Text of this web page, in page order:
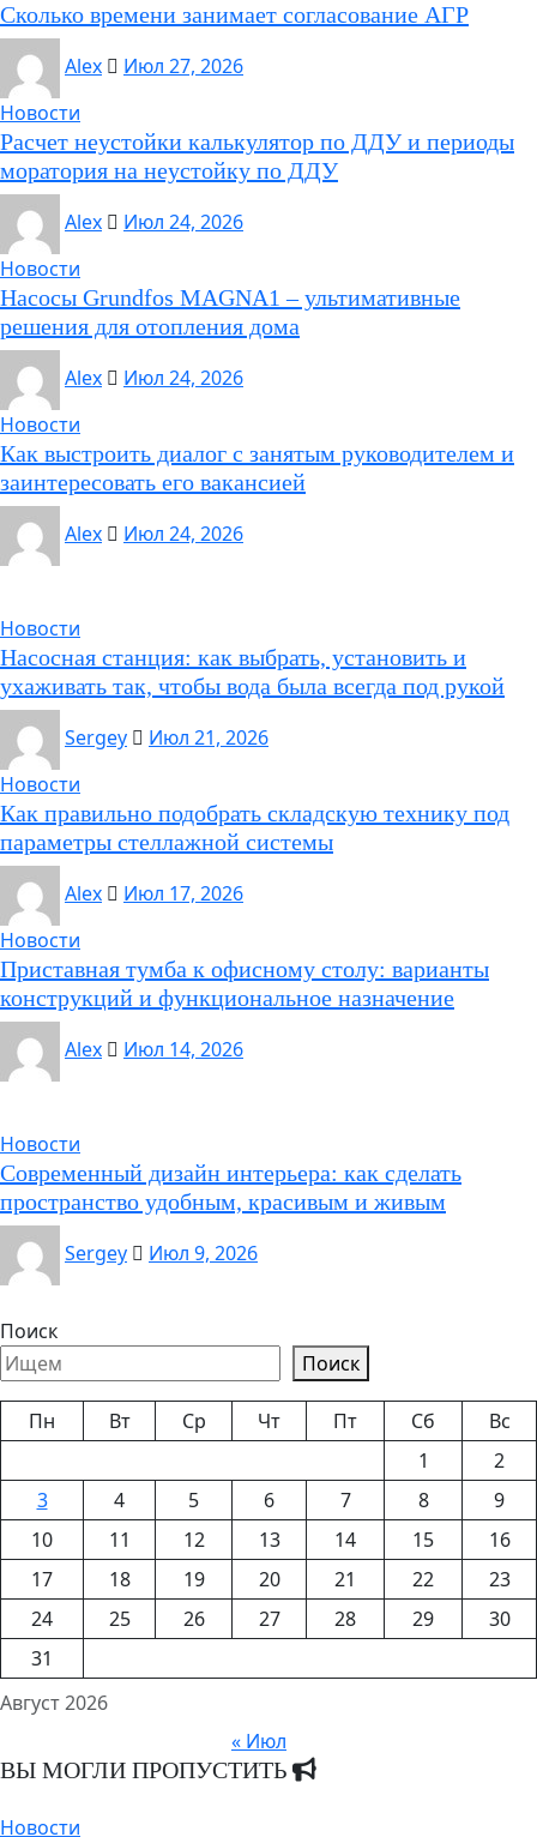
Сколько времени занимает согласование АГР
Alex
Июл 27, 2026
Новости
Расчет неустойки калькулятор по ДДУ и периоды
моратория на неустойку по ДДУ
Alex
Июл 24, 2026
Новости
Насосы Grundfos MAGNA1 – ультимативные
решения для отопления дома
Alex
Июл 24, 2026
Новости
Как выстроить диалог с занятым руководителем и
заинтересовать его вакансией
Alex
Июл 24, 2026
Новости
Насосная станция: как выбрать, установить и
ухаживать так, чтобы вода была всегда под рукой
Sergey
Июл 21, 2026
Новости
Как правильно подобрать складскую технику под
параметры стеллажной системы
Alex
Июл 17, 2026
Новости
Приставная тумба к офисному столу: варианты
конструкций и функциональное назначение
Alex
Июл 14, 2026
Новости
Современный дизайн интерьера: как сделать
пространство удобным, красивым и живым
Sergey
Июл 9, 2026
Поиск
Поиск
Август 2026
Пн Вт Ср Чт Пт Сб
Вс
1
2
3
4 5 6 7 8
9
10
11 12 13 14 15
16
17
18 19 20 21 22
23
24
25 26 27 28 29
30
31
« Июл
ВЫ МОГЛИ ПРОПУСТИТЬ
Новости